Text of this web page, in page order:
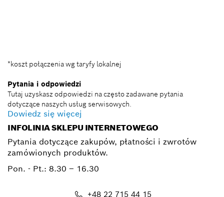
*koszt połączenia wg taryfy lokalnej
Pytania i odpowiedzi
Tutaj uzyskasz odpowiedzi na często zadawane pytania
dotyczące naszych usług serwisowych.
Dowiedz się więcej
INFOLINIA SKLEPU INTERNETOWEGO
Pytania dotyczące zakupów, płatności i zwrotów
zamówionych produktów.
Pon. - Pt.: 8.30 – 16.30
+48 22 715 44 15